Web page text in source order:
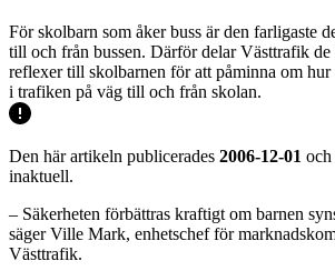
För skolbarn som åker buss är den farligaste
till och från bussen. Därför delar Västtrafik de
reflexer till skolbarnen för att påminna om
i trafiken på väg till och från skolan.
Den här artikeln publicerades 2006-12-01
inaktuell.
– Säkerheten förbättras kraftigt om barnen
säger Ville Mark, enhetschef för
Västtrafik.